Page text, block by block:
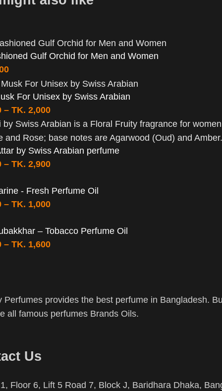
Gulf Orchid for Men and Women
For Unisex by Swiss Arabian
– TK.2,000
by Swiss Arabian perfume
– TK.2,900
- Fresh Perfume Oil
– TK. 1,000
– Tobacco Perfume Oil
– TK. 1,600
Perfumes provides the best perfume in Bangladesh.
all famous perfumes Brands Oils.
Us
Floor 6, Lift 5 Road 7, Block J, Baridhara Dhaka,